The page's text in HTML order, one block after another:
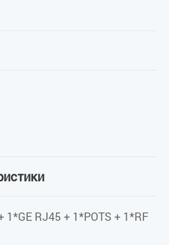
100/1000 Мбит/с
1*GE RJ45 + 1*POTS + 1*RF